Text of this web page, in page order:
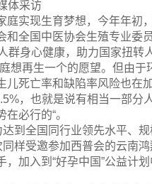
体采访
实现生育梦想，今年年初
全国中医协会生殖专业委
身心健康，助力国家扭转
想再生一个的愿望。但由于
死亡率和缺陷率风险也在
，也就是说有相当一部分
必行的“。
到全国同行业领先水平、
样受邀参加西普会的云南鸿
加入到“好孕中国”公益计